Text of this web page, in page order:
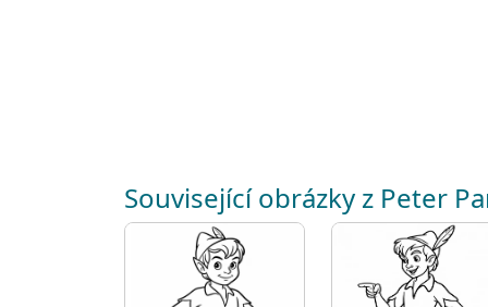
Související obrázky z Peter